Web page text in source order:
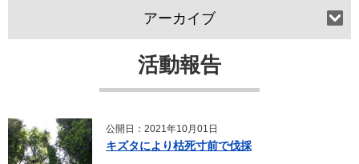
活動報告
公開日：2021年10月01日
キズタにより枯死寸前で伐採
アーカイブ